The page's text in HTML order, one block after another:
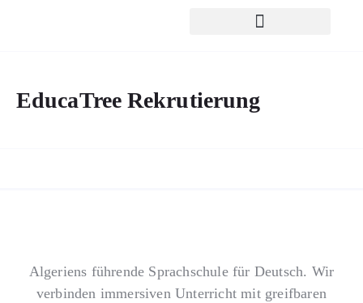
EducaTree Rekrutierung
Algeriens führende Sprachschule für Deutsch. Wir
verbinden immersiven Unterricht mit greifbaren